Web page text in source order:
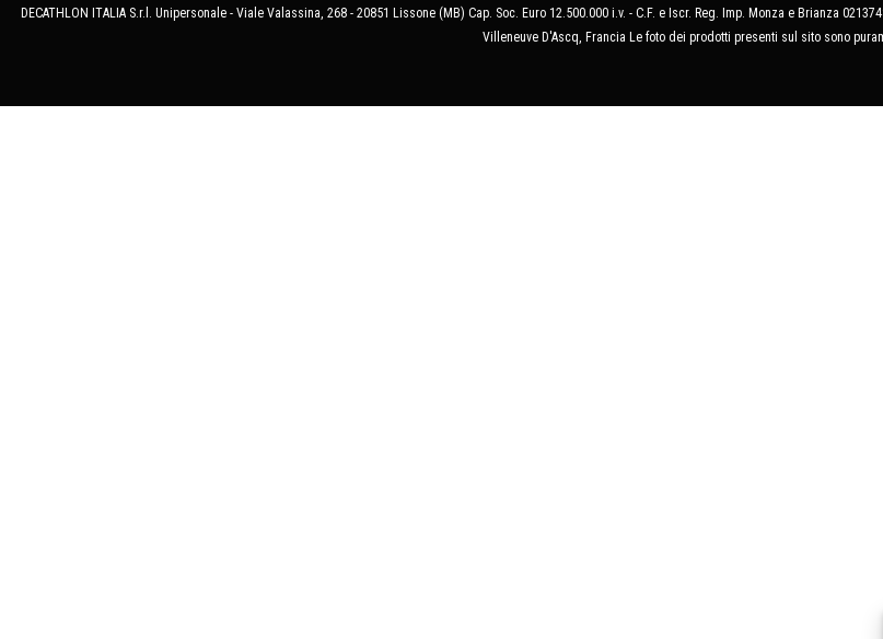
DECATHLON ITALIA S.r.l. Unipersonale - Viale Valassina, 268 - 20851 Lissone (MB) Cap. Soc. Euro 12.500.000 i.v. - C.F. e Iscr. Reg. Imp. Monza e Brianza
Villeneuve D'Ascq, Francia Le foto dei prodotti presenti sul sito sono